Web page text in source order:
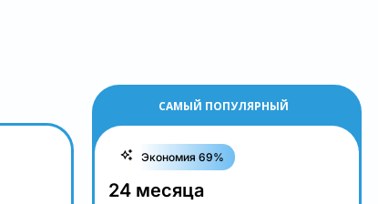
САМЫЙ ПОПУЛЯРНЫЙ
Экономия 69%
24 месяца